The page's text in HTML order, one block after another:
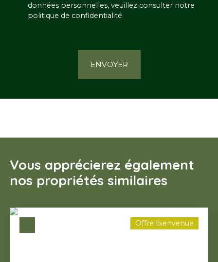
données personnelles, veuillez consulter notre
politique de confidentialité.
ENVOYER
Vous apprécierez également
nos propriétés similaires
Offre bienvenue